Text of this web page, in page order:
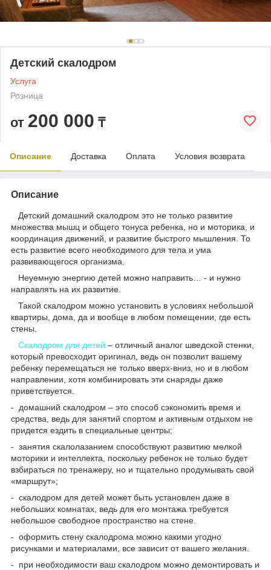
Детский скалодром
Услуга
Розница
от 200 000 ₸
Описание Доставка Оплата Условия возврата
Описание
Детский домашний скалодром это не только развитие
множества мышц и общего тонуса ребенка, но и моторика, и
координация движений, и развитие быстрого мышления. То
есть развитие всего необходимого для тела и ума
развивающегося организма.
Неуемную энергию детей можно направить… - и нужно
направлять на их развитие.
Такой скалодром можно установить в условиях небольшой
квартиры, дома, да и вообще в любом помещении, где есть
стены.
Скалодром для детей – отличный аналог шведской стенки,
который превосходит оригинал, ведь он позволит вашему
ребенку перемещаться не только вверх-вниз, но и в любом
направлении, хотя комбинировать эти снаряды даже
приветствуется.
- домашний скалодром – это способ сэкономить время и
средства, ведь для занятий спортом и активным отдыхом не
придется ездить в специальные центры;
- занятия скалолазанием способствуют развитию мелкой
моторики и интеллекта, поскольку ребенок не только будет
взбираться по тренажеру, но и тщательно продумывать свой
«маршрут»;
- скалодром для детей может быть установлен даже в
небольших комнатах, ведь для его монтажа требуется
небольшое свободное пространство на стене.
- оформить стену скалодрома можно какими угодно
рисунками и материалами, все зависит от вашего желания.
- при необходимости ваш скалодром можно демонтировать и